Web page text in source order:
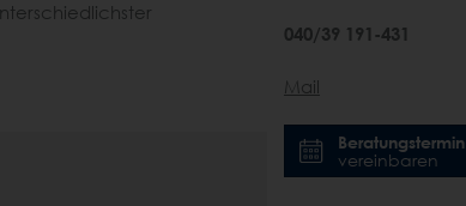
040/39 191-431
Mail
Beratungstermin
vereinbaren